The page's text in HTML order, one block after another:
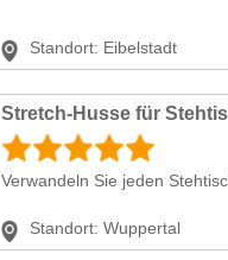
Standort: Eibelstadt
Verwandeln Sie jeden
Standort: Wuppertal